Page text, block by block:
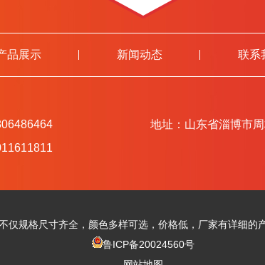
品展示 新闻动态 联系
地址：山东省淄博市
仅规格尺寸齐全，颜色多样可选，价格低，厂家有详细的
鲁ICP备20024560号